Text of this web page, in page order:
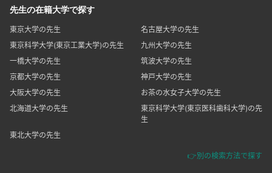
先生の在籍大学で探す
東京大学の先生
名古屋大学の先生
東京科学大学(東京工業大学)の先生
九州大学の先生
一橋大学の先生
筑波大学の先生
京都大学の先生
神戸大学の先生
大阪大学の先生
お茶の水女子大学の先生
北海道大学の先生
東京科学大学(東京医科歯科大学)の先
生
東北大学の先生
👉別の検索方法で探す